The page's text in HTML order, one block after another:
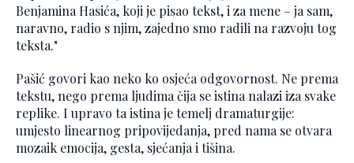
Benjamina Hasića, koji je pisao tekst, i za mene – ja sam,
naravno, radio s njim, zajedno smo radili na razvoju tog
teksta."
Pašić govori kao neko ko osjeća odgovornost. Ne prema
tekstu, nego prema ljudima čija se istina nalazi iza svake
replike. I upravo ta istina je temelj dramaturgije:
umjesto linearnog pripovijedanja, pred nama se otvara
mozaik emocija, gesta, sjećanja i tišina.